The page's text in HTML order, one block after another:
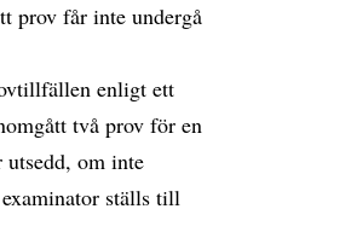
prov får inte undergå
enligt ett
två prov för en
utsedd, om inte
ställs till